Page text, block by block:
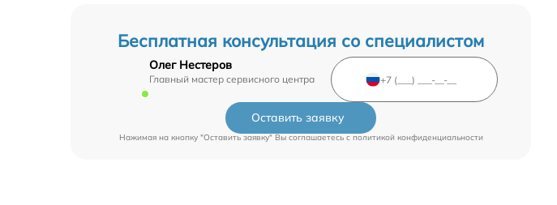
Бесплатная консультация со специалистом
Олег Нестеров
Главный мастер сервисного центра
Оставить заявку
Нажимая на кнопку "Оставить заявку" Вы соглашаетесь c политикой конфиденциальности